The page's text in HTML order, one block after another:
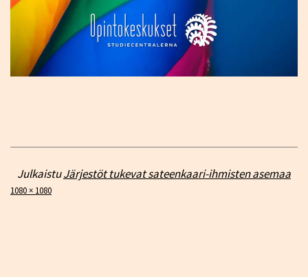
JulkaistuJärjestöt tukevat sateenkaari-ihmisten asemaa
Täysikokoinen
1080 × 1080